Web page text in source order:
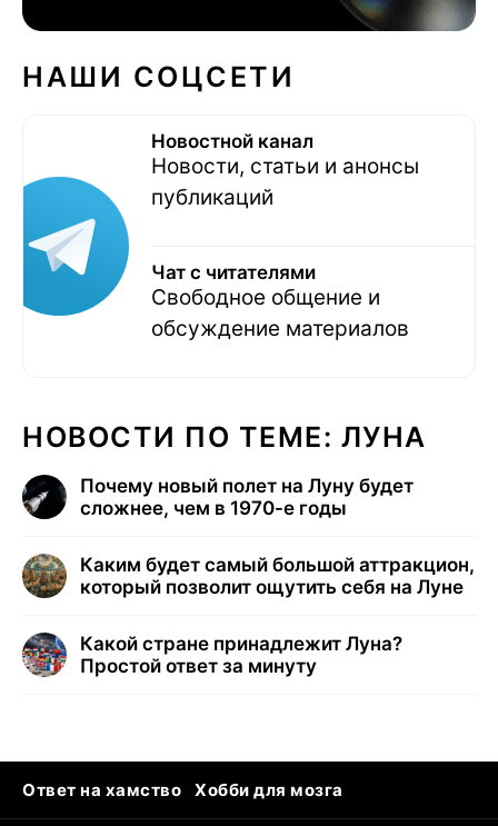
НАШИ СОЦСЕТИ
Новостной канал
Новости, статьи и анонсы
публикаций
Чат с читателями
Свободное общение и
обсуждение материалов
НОВОСТИ ПО ТЕМЕ: ЛУНА
Почему новый полет на Луну будет
сложнее, чем в 1970-е годы
Каким будет самый большой аттракцион,
который позволит ощутить себя на Луне
Какой стране принадлежит Луна?
Простой ответ за минуту
Ответ на хамство
Хобби для мозга
Бензин 100 vs 95
Тунцы в океанариуме